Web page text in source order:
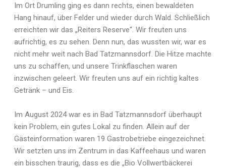
Im Ort Drumling ging es dann rechts, einen bewaldeten
Hang hinauf, über Felder und wieder durch Wald. Schließlich
erreichten wir das „Reiters Reserve“. Wir freuten uns
aufrichtig, es zu sehen. Denn nun, das wussten wir, war es
nicht mehr weit nach Bad Tatzmannsdorf. Die Hitze machte
uns zu schaffen, und unsere Trinkflaschen waren
inzwischen geleert. Wir freuten uns auf ein richtig kaltes
Getränk – und Eis.
Im August 2024 war es in Bad Tatzmannsdorf überhaupt
kein Problem, ein gutes Lokal zu finden. Allein auf der
Gästeinformation waren 19 Gastrobetriebe eingezeichnet.
Wir setzten uns im Zentrum in das Kaffeehaus und waren
ein bisschen traurig, dass es die „Bio Vollwertbäckerei